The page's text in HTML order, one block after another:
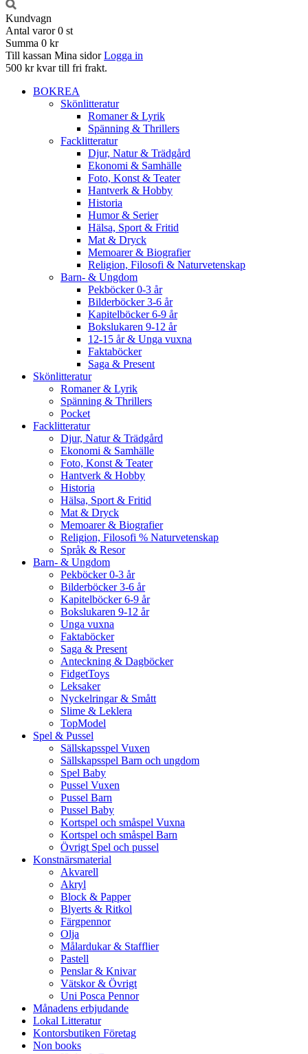
Kundvagn
Antal varor 0 st
Summa 0 kr
Till kassan Mina sidor Logga in
500 kr kvar till fri frakt.
BOKREA
Skönlitteratur
Romaner & Lyrik
Spänning & Thrillers
Facklitteratur
Djur, Natur & Trädgård
Ekonomi & Samhälle
Foto, Konst & Teater
Hantverk & Hobby
Historia
Humor & Serier
Hälsa, Sport & Fritid
Mat & Dryck
Memoarer & Biografier
Religion, Filosofi & Naturvetenskap
Barn- & Ungdom
Pekböcker 0-3 år
Bilderböcker 3-6 år
Kapitelböcker 6-9 år
Bokslukaren 9-12 år
12-15 år & Unga vuxna
Faktaböcker
Saga & Present
Skönlitteratur
Romaner & Lyrik
Spänning & Thrillers
Pocket
Facklitteratur
Djur, Natur & Trädgård
Ekonomi & Samhälle
Foto, Konst & Teater
Hantverk & Hobby
Historia
Hälsa, Sport & Fritid
Mat & Dryck
Memoarer & Biografier
Religion, Filosofi % Naturvetenskap
Språk & Resor
Barn- & Ungdom
Pekböcker 0-3 år
Bilderböcker 3-6 år
Kapitelböcker 6-9 år
Bokslukaren 9-12 år
Unga vuxna
Faktaböcker
Saga & Present
Anteckning & Dagböcker
FidgetToys
Leksaker
Nyckelringar & Smått
Slime & Leklera
TopModel
Spel & Pussel
Sällskapsspel Vuxen
Sällskapsspel Barn och ungdom
Spel Baby
Pussel Vuxen
Pussel Barn
Pussel Baby
Kortspel och småspel Vuxna
Kortspel och småspel Barn
Övrigt Spel och pussel
Konstnärsmaterial
Akvarell
Akryl
Block & Papper
Blyerts & Ritkol
Färgpennor
Olja
Målardukar & Stafflier
Pastell
Penslar & Knivar
Vätskor & Övrigt
Uni Posca Pennor
Månadens erbjudande
Lokal Litteratur
Kontorsbutiken Företag
Non books